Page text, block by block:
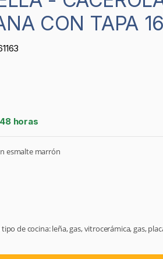
CON TAPA
horas
esmalte marrón
de cocina: leña, gas, vitrocerámica, gas,